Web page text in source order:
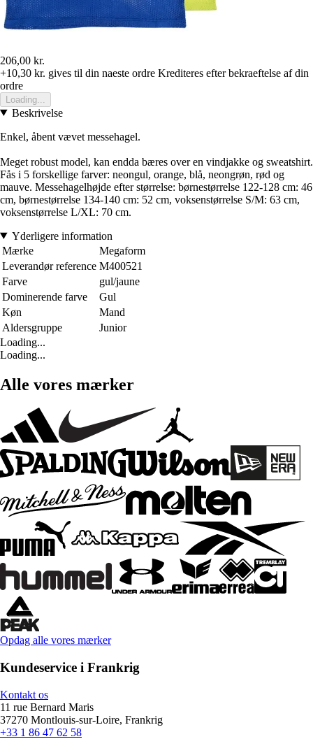
206,00 kr.
+10,30 kr. gives til din naeste ordre Krediteres efter bekraeftelse af din
ordre
Loading...
Beskrivelse
Enkel, åbent vævet messehagel.
Meget robust model, kan endda bæres over en vindjakke og sweatshirt.
Fås i 5 forskellige farver: neongul, orange, blå, neongrøn, rød og
mauve. Messehagelhøjde efter størrelse: børnestørrelse 122-128 cm: 46
cm, børnestørrelse 134-140 cm: 52 cm, voksenstørrelse S/M: 63 cm,
voksenstørrelse L/XL: 70 cm.
Yderligere information
Mærke
Megaform
Leverandør reference M400521
Farve
gul/jaune
Dominerende farve
Gul
Køn
Mand
Aldersgruppe
Junior
Loading...
Loading...
Alle vores mærker
Opdag alle vores mærker
Kundeservice i Frankrig
Kontakt os
11 rue Bernard Maris
37270 Montlouis-sur-Loire, Frankrig
+33 1 86 47 62 58